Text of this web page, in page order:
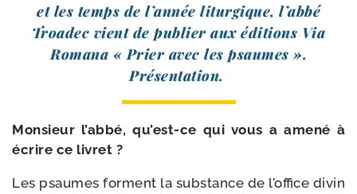
et les temps de l’an­née litur­gique, l’ab­bé
Troadec vient de publier aux édi­tions Via
Romana « Prier avec les psaumes ».
Présentation.
Monsieur l’ab­bé, qu’est-ce qui vous a ame­né à
écrire ce livret ?
Les psaumes forment la sub­stance de l’office divin